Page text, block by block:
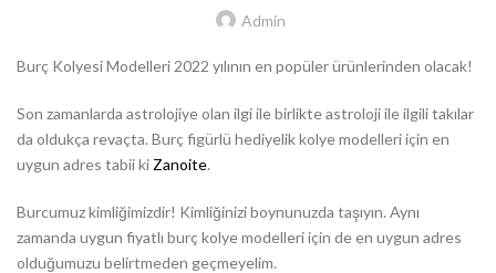
Admin
Burç Kolyesi Modelleri 2022 yılının en popüler ürünlerinden olacak!
Son zamanlarda astrolojiye olan ilgi ile birlikte astroloji ile ilgili takılar
da oldukça revaçta. Burç figürlü hediyelik kolye modelleri için en
uygun adres tabii ki Zanoite.
Burcumuz kimliğimizdir! Kimliğinizi boynunuzda taşıyın. Aynı
zamanda uygun fiyatlı burç kolye modelleri için de en uygun adres
olduğumuzu belirtmeden geçmeyelim.